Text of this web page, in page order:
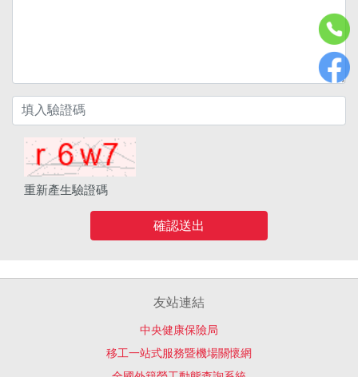
重新產生驗證碼
確認送出
友站連結
中央健康保險局
移工一站式服務暨機場關懷網